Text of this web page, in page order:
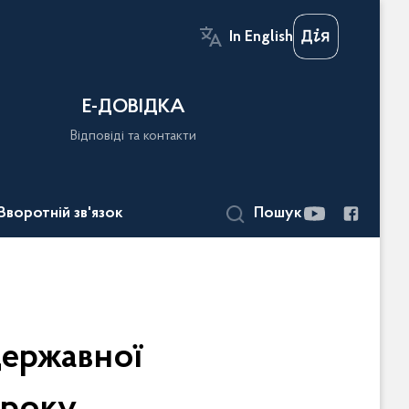
In English
Е-ДОВІДКА
Відповіді та контакти
зв'язок Пошук